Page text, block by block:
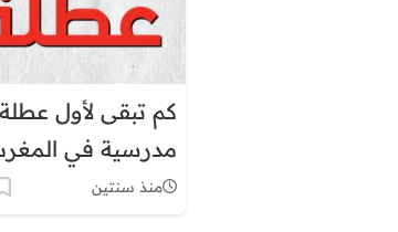
كم تبقى لأول عطلة
مدرسية في
منذ سنتين